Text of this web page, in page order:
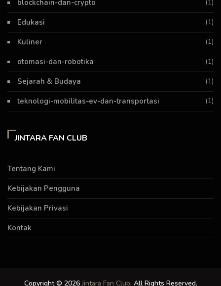
blockchain-dan-crypto (1)
Edukasi (1)
Kuliner (1)
otomasi-dan-robotika (1)
Sejarah & Budaya (1)
teknologi-mobilitas-ev-dan-transportasi (1)
JINTARA FAN CLUB
Tentang Kami
Kebijakan Pengguna
Kebijakan Privasi
Kontak
Copyright © 2026Jintara Fan Club. All Rights Reserved.